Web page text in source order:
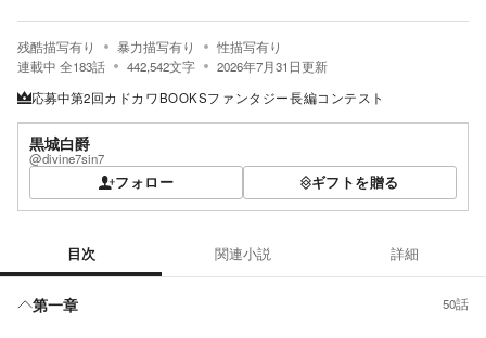
残酷描写有り 暴力描写有り
性描写有り
連載中 全183話 442,542文字 2026年7月31日更新
応募中第2回カドカワBOOKSファンタジー長編コンテスト
黒城白爵
@divine7sin7
フォロー ギフトを贈る
目次 関連小説 詳細
第一章 50話